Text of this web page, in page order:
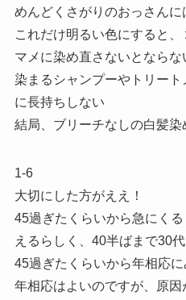
めんどくさがりのおっさんに
これだけ明るい色にすると、
マメに染め直さないとならな
染まるシャンプーやトリー
に長持ちしない
結局、ブリーチなしの白髪染
1-6
大切にした方がええ！
45過ぎたくらいから急にく
えるらしく、40半ばまで30
45過ぎたくらいから年相応に
年相応はよいのですが、原